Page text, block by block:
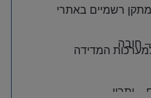
רשמיים באתרי
למערכות המדידה
– חובה
יתרון